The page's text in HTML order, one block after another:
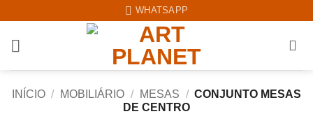
content
WHATSAPP
INÍCIO / MOBILIÁRIO / MESAS / CONJUNTO MESAS
DE CENTRO